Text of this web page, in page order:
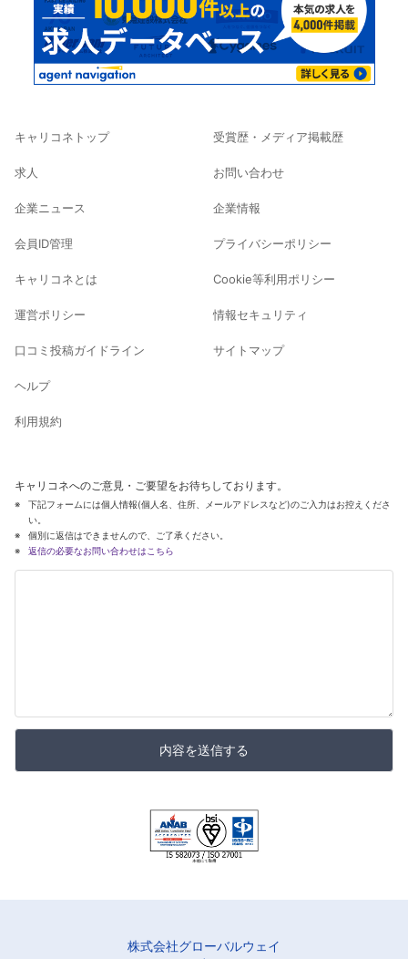
キャリコネトップ
求人
企業ニュース
会員ID管理
キャリコネとは
運営ポリシー
口コミ投稿ガイドライン
ヘルプ
利用規約
受賞歴・メディア掲載歴
お問い合わせ
企業情報
プライバシーポリシー
Cookie等利用ポリシー
情報セキュリティ
サイトマップ
キャリコネへのご意見・ご要望をお待ちしております。
下記フォームには個人情報(個人名、住所、メールアドレスなど)のご入力はお控えくださ
い。
個別に返信はできませんので、ご了承ください。
返信の必要なお問い合わせはこちら
内容を送信する
株式会社グローバルウェイ